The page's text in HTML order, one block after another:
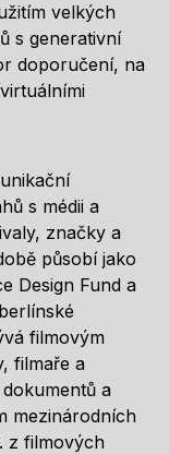
velkých
s generativní
doporučení, na
s médii a
značky a
působí jako
Design Fund a
filmovým
filmaře a
a
mezinárodních
z filmových